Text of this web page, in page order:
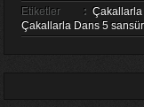
Etiketler
: Çakallarla
Çakallarla Dans 5